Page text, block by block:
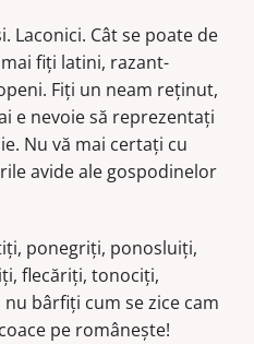
Laconici. Cât se poate de
fiţi latini, razant-
Fiţi un neam reţinut,
e nevoie să reprezentaţi
Nu vă mai certaţi cu
avide ale gospodinelor
ponegriţi, ponosluiţi,
flecăriţi, tonociţi,
bârfiţi cum se zice cam
pe româneşte!